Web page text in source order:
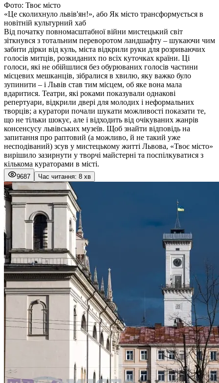
Фото: Твоє місто
«Це сколихнуло львів'ян!», або Як місто трансформується в
новітній культурний хаб
Від початку повномасштабної війни мистецький світ
зіткнувся з тотальним переворотом ландшафту – шукаючи чим
забити дірки від куль, міста відкрили руки для розриваючих
голосів митців, розкиданих по всіх куточках країни. Ці
голоси, які не обійшлися без обурюваних голосів частини
місцевих мешканців, зібралися в хвилю, яку важко було
зупинити – і Львів став тим місцем, об яке вона мала
вдаритися. Театри, які роками показували однакові
репертуари, відкрили двері для молодих і неформальних
творців; а куратори почали шукати можливості показати те,
що не тільки шокує, але і відходить від очікуваних жанрів
консенсусу львівських музеїв. Щоб знайти відповідь на
запитання про раптовий (а можливо, й не такий уже
несподіваний) зсув у мистецькому житті Львова, «Твоє місто»
вирішило зазирнути у творчі майстерні та поспілкуватися з
кількома кураторами в місті.
9687 Час читання: 8 хв